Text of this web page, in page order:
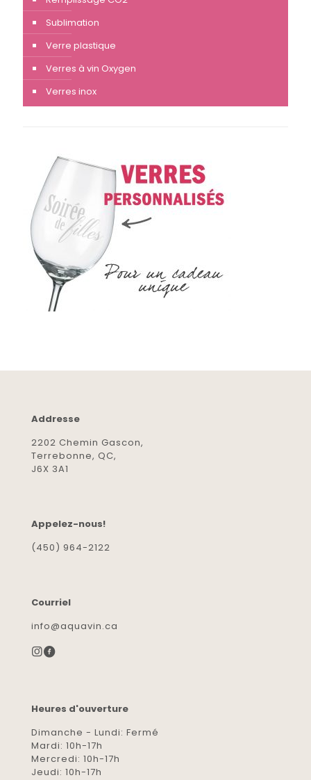
Sublimation
Verre plastique
Verres à vin Oxygen
Verres inox
Addresse
2202 Chemin Gascon,
Terrebonne, QC,
J6X 3A1
Appelez-nous!
(450) 964-2122
Courriel
info@aquavin.ca
Heures d'ouverture
Dimanche - Lundi: Fermé
Mardi: 10h-17h
Mercredi: 10h-17h
Jeudi: 10h-17h